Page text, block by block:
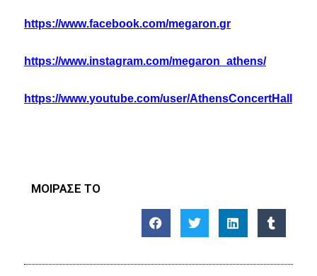
https://www.facebook.com/megaron.gr
https://www.instagram.com/megaron athens/
https://www.youtube.com/user/AthensConcertHall
ΜΟΙΡΑΣΕ ΤΟ